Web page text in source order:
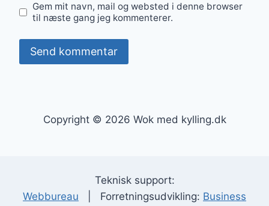
Gem mit navn, mail og websted i denne browser
til næste gang jeg kommenterer.
Copyright © 2026 Wok med kylling.dk
Teknisk support:
Webbureau | Forretningsudvikling: Business